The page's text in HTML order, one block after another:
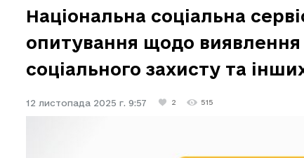
Національна соціальна
опитування щодо
соціального захисту та
12 листопада 2025 г. 9:57 2 515